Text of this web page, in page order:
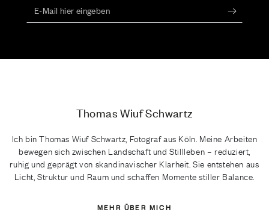
Mail
Thomas Wiuf Schwartz
Ich bin Thomas Wiuf Schwartz, Fotograf aus Köln. Meine Arbeiten
bewegen sich zwischen Landschaft und Stillleben – reduziert,
ruhig und geprägt von skandinavischer Klarheit. Sie entstehen aus
Licht, Struktur und Raum und schaffen Momente stiller Balance.
MEHR ÜBER MICH